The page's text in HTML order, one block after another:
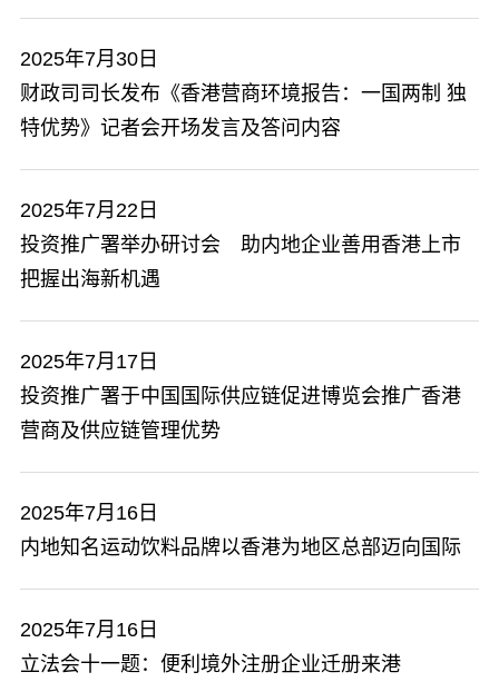
2025年7月30日
​财政司司长发布《香港营商环境报告：一国两制 独
特优势》记者会开场发言及答问内容
2025年7月22日
投资推广署举办研讨会 助内地企业善用香港上市
把握出海新机遇
2025年7月17日
投资推广署于中国国际供应链促进博览会推广香港
营商及供应链管理优势
2025年7月16日
内地知名运动饮料品牌以香港为地区总部迈向国际
2025年7月16日
立法会十一题：便利境外注册企业迁册来港